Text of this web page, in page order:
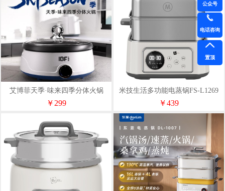
艾博菲天季·味来四季分体火锅
￥299
米技生活多功能电蒸锅FS-L1269
￥439
公众号
电话咨询
置顶